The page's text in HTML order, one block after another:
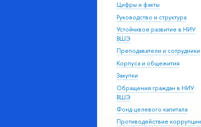
Цифры и факты
Руководство и структура
Устойчивое развитие в НИУ
ВШЭ
Преподаватели и сотрудники
Корпуса и общежития
Закупки
Обращения граждан в НИУ
ВШЭ
Фонд целевого капитала
Противодействие коррупции